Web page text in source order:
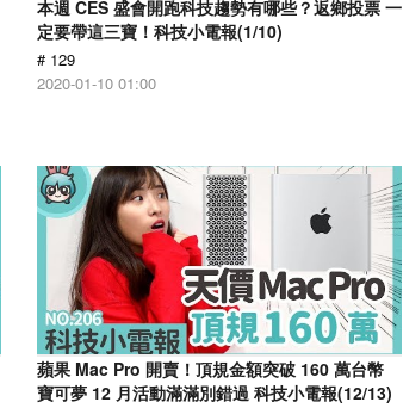
本週 CES 盛會開跑科技趨勢有哪些？返鄉投票 一
定要帶這三寶！科技小電報(1/10)
# 129
2020-01-10 01:00
蘋果 Mac Pro 開賣！頂規金額突破 160 萬台幣
寶可夢 12 月活動滿滿別錯過 科技小電報(12/13)